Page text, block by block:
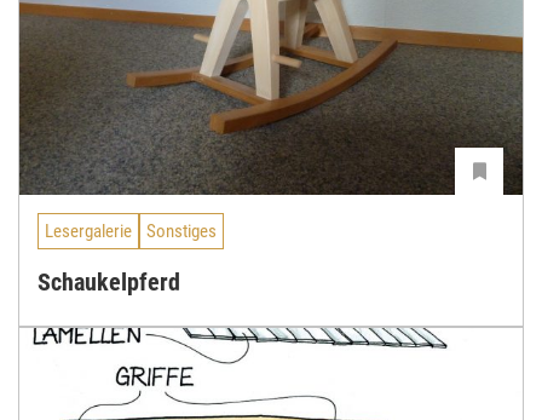
Lesergalerie Sonstiges
Schaukelpferd